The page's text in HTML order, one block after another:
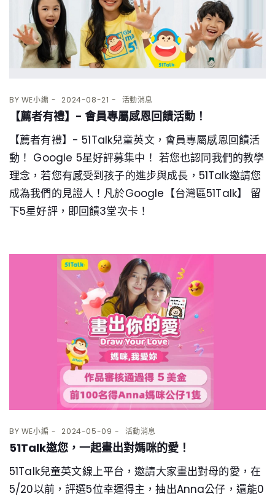
BY WE小編 2024-08-21 活動消息
【薦者有禮】- 會員專屬感恩回饋活動！
【薦者有禮】- 51Talk兒童英文，會員專屬感恩回饋活
動！ Google 5星好評募集中！ 若您也認同我們的教學
理念，若您有感受到孩子的進步與成長，51Talk邀請您
成為我們的見證人！凡於Google【台灣區51Talk】 留
下5星好評，即回饋3堂次卡！
BY WE小編 2024-05-09 活動消息
51Talk邀您，一起畫出對媽咪的愛！
51Talk兒童英文線上平台，邀請大家畫出對母的愛，在
5/20以前，評選5位幸運得主，抽出Anna公仔，還能0